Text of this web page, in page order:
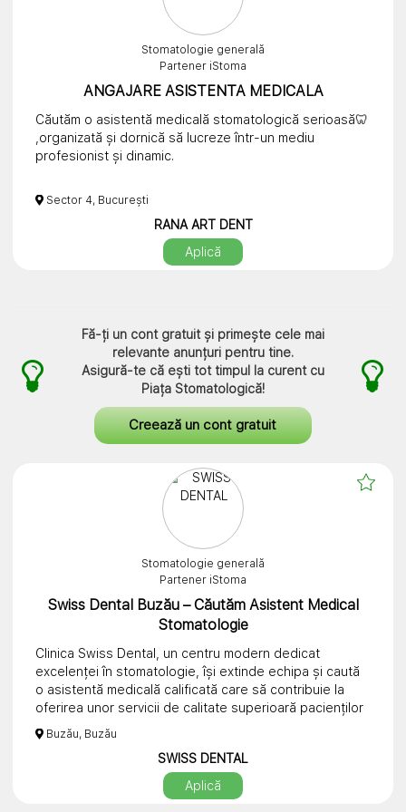
igienizarii lui la sediul clinicii
Asteptam CV la adresa de mail
Nota: Doar candidatii selectionati in urma analizei CV
Program de lucru:
programul de lucru este de 8 H/ zi, in ture alternative,
9-17 si 13-21
nu se lucreaza in weekend
Stomatologie generală
Partener iStoma
ANGAJARE ASISTENTA MEDICALA
Căutăm o asistentă medicală stomatologică serioasă🦷
,organizată și dornică să lucreze într-un mediu
profesionist și dinamic.
📍 Locație: București, Tineretului
⏰ Program de lucru: 8 ore/zi
Ce ne dorim de la tine:
• seriozitate și punctualitate
• capacitatea de a lucra în echipă
• implicare în activitatea zilnică a clinicii
• experiența în domeniul stomatologic reprezintă un
avantaj
Dacă ești o persoană responsabilă, calmă și îți dorești
să faci parte dintr-o echipă medicală dedicată, te
📲 WhatsApp: +40 787 698 416
Te așteptăm în echipa Rana Art Dent! ✨
Sector 4, București
RANA ART DENT
Aplică
Fă-ți un cont gratuit și primește cele mai
relevante anunțuri pentru tine.
Asigură-te că ești tot timpul la curent cu
Piața Stomatologică!
Creează un cont gratuit
Stomatologie generală
Partener iStoma
Swiss Dental Buzău – Căutăm Asistent Medical
Stomatologie
Clinica Swiss Dental, un centru modern dedicat
excelenței în stomatologie, își extinde echipa și caută
o asistentă medicală calificată care să contribuie la
oferirea unor servicii de calitate superioară pacienților
noștri.
Buzău, Buzău
SWISS DENTAL
Aplică